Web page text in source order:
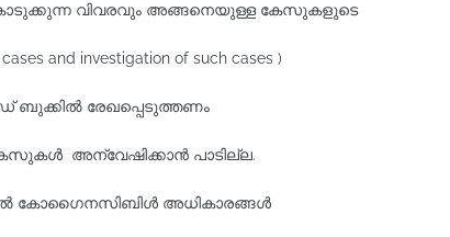
വിവരവും അങ്ങനെയുള്ള കേസുകളുടെ
and investigation of such cases )
ബുക്കില്‍ രേഖപ്പെടുത്തണം
അന്വേഷിക്കാന്‍ പാടില്ല.
കോഗൈനസിബിള്‍ അധികാരങ്ങള്‍